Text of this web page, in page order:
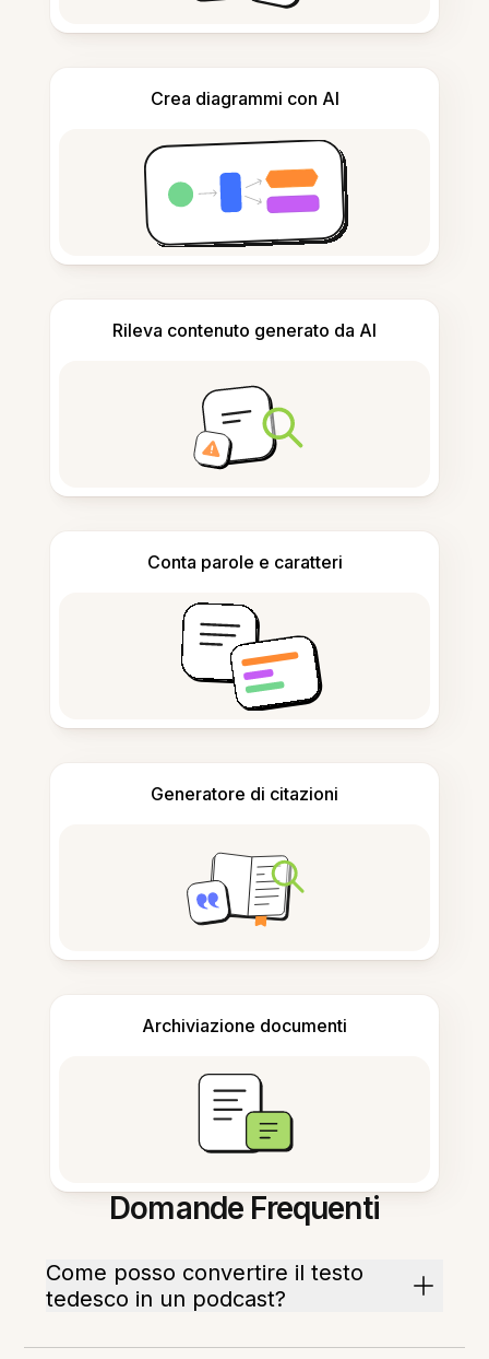
Crea diagrammi con AI
Rileva contenuto generato da AI
Conta parole e caratteri
Generatore di citazioni
Archiviazione documenti
Domande Frequenti
Come posso convertire il testo
tedesco in un podcast?